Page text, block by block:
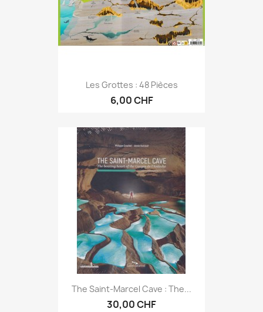
Les Grottes : 48 Pièces
6,00 CHF
The Saint-Marcel Cave : The...
30,00 CHF